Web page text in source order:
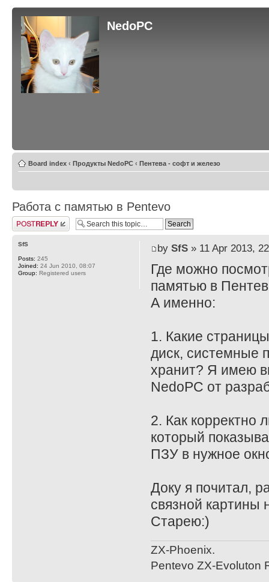
NedoPC
Board index ‹ Продукты NedoPC ‹ Пентева - софт и железо
Работа с памятью в Pentevo
Post a reply
by SfS» 11 Apr 2013,
Где можно
памятью в
А именно:
1. Какие
диск, системные
хранит? Я имею
NedoPC от
2. Как корректно
который
ПЗУ в нужное
Доку я почитал,
связной картины
Старею:)
ZX-Phoenix.
Pentevo ZX-Evoluton
SfS
Posts: 245
Joined: 24 Jun 2010, 08:07
Group: Registered users